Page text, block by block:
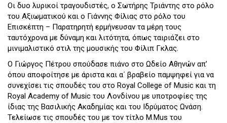
Οι δυο λυρικοί τραγουδιστές, ο Σωτήρης Τριάντης στο ρόλο
του Αξιωματικού και ο Γιάννης Φίλιας στο ρόλο του
Επισκέπτη – Παρατηρητή ερμήνευσαν τα μέρη τους
ταυτόχρονα με δύναμη και λιτότητα, όπως ταιριάζει στο
μινιμαλιστικό στιλ της μουσικής του Φίλιπ Γκλας.
Ο Γιώργος Πέτρου σπούδασε πιάνο στο Ωδείο Αθηνών απ’
όπου αποφοίτησε με άριστα και α΄ βραβείο παμψηφεί για να
συνεχίσει τις σπουδές του στο Royal College of Music και τη
Royal Academy of Music του Λονδίνου με υποτροφίες της
ίδιας της Βασιλικής Ακαδημίας και του Ιδρύματος Ωνάση.
Τελείωσε τις σπουδές του με τον τίτλο M.Μus του